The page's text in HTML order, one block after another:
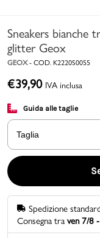
Accedi | Registrati
Promo & News
negozi
Sneakers bianche
glitter Geox
GEOX- COD. K2220S0055
€39,90 IVA inclusa
Guida alle taglie
Taglia
Spedizione
Consegna tra ven 7/8